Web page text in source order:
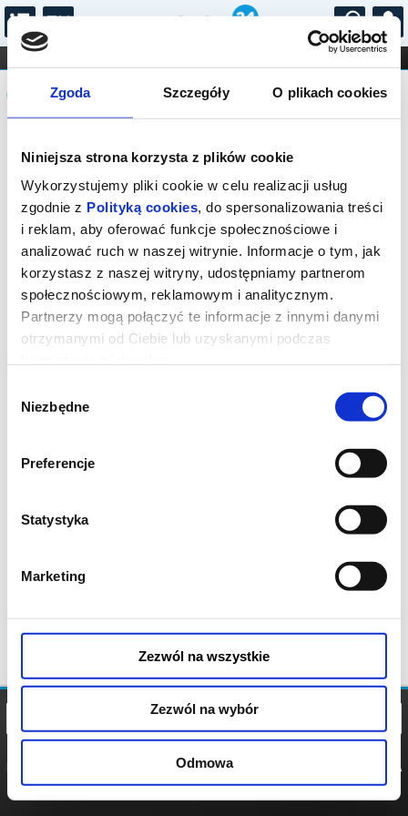
Zgoda Szczegóły O plikach cookies
Niniejsza strona korzysta z plików cookie
Wykorzystujemy pliki cookie w celu realizacji usług
zgodnie z Polityką cookies, do spersonalizowania treści
i reklam, aby oferować funkcje społecznościowe i
analizować ruch w naszej witrynie. Informacje o tym, jak
korzystasz z naszej witryny, udostępniamy partnerom
społecznościowym, reklamowym i analitycznym.
Partnerzy mogą połączyć te informacje z innymi danymi
otrzymanymi od Ciebie lub uzyskanymi podczas
zgody
Niezbędne
Preferencje
Statystyka
Marketing
Zezwól na wszystkie
Zezwól na wybór
Odmowa
...
FILHARMONIA OPERA I BALET
STAND-UP
DLA DZIECI
Komunikat
Sprzedaż on-line została zakończona,
sprawdź dostępność biletów w kasie.
POLITYKA
POLITYKA